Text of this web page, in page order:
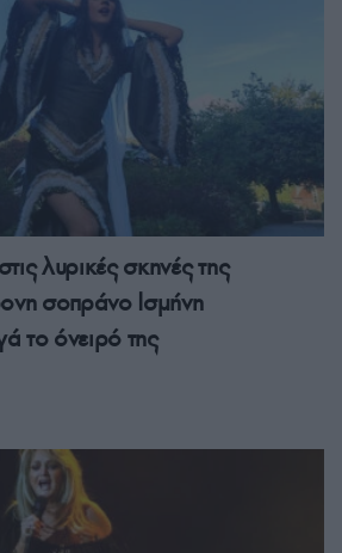
λυρικές σκηνές της
σοπράνο Ισμήνη
το όνειρό της